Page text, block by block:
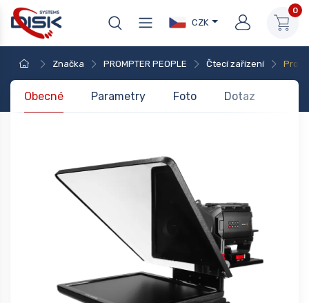
CZK
0
Značka PROMPTER PEOPLE Čtecí zařízení
Obecné Parametry Foto Dotaz